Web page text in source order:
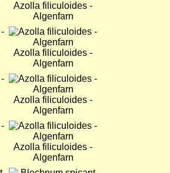
Azolla filiculoides -
Algenfarn
Bild
Azolla filiculoides -
Algenfarn
Bild
Azolla filiculoides -
Algenfarn
Bild
Azolla filiculoides -
Algenfarn